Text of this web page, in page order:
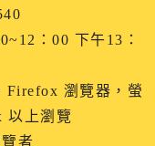
：00 下午13：
Firefox 瀏覽器，螢
以上瀏覽
者